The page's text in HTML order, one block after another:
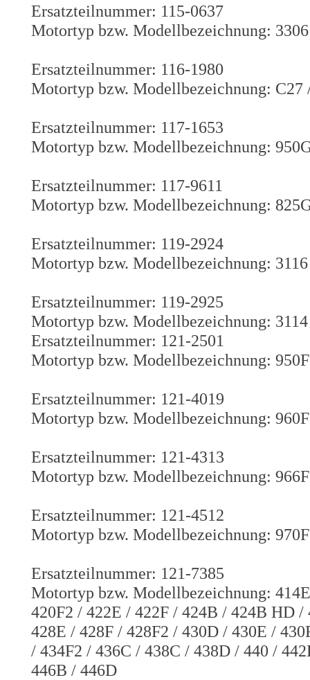
Ersatzteilnummer: 115-0637
Motortyp bzw. Modellbezeichnung: 3306
Ersatzteilnummer: 116-1980
Motortyp bzw. Modellbezeichnung: C27
Ersatzteilnummer: 117-1653
Motortyp bzw. Modellbezeichnung:
Ersatzteilnummer: 117-9611
Motortyp bzw. Modellbezeichnung:
Ersatzteilnummer: 119-2924
Motortyp bzw. Modellbezeichnung:
Ersatzteilnummer: 119-2925
Motortyp bzw. Modellbezeichnung:
Ersatzteilnummer: 121-2501
Motortyp bzw. Modellbezeichnung:
Ersatzteilnummer: 121-4019
Motortyp bzw. Modellbezeichnung: 960F
Ersatzteilnummer: 121-4313
Motortyp bzw. Modellbezeichnung:
Ersatzteilnummer: 121-4512
Motortyp bzw. Modellbezeichnung: 970F
Ersatzteilnummer: 121-7385
Motortyp bzw. Modellbezeichnung:
420F2 / 422E / 422F / 424B / 424B HD
428E / 428F / 428F2 / 430D / 430E /
/ 434F2 / 436C / 438C / 438D / 440 /
446B / 446D